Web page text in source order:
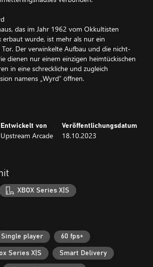
das im Jahr 1962 vom Okkultisten
erbaut wurde, ist mehr als nur ein
Tor. Der verwinkelte Aufbau und die nicht-
dienen nur einem einzigen heimtückischen
in eine schreckliche und zugleich
namens „Wyrd“ öffnen.
im Spiel stellen dich vor
in denen es gilt, Angriffsmuster
zu blocken und – wie könnte es
Entwickelt von
Upstream Arcade
Veröffentlichungsdatum
18.10.2023
XBOX Series X|S
Single player 60 fps+
Series X|S Smart Delivery